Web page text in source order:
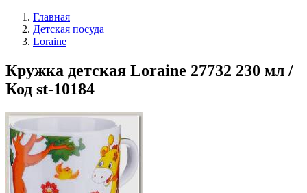
Главная
Детская посуда
Loraine
Кружка детская Loraine 27732 230 мл /
Код st-10184